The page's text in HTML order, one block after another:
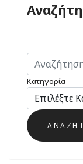
Κατηγορία